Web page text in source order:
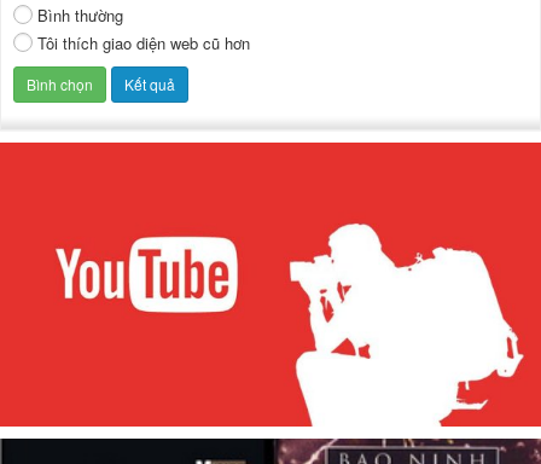
Bình thường
Tôi thích giao diện web cũ hơn